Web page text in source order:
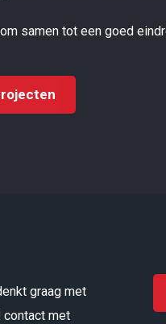
samen tot een goed
graag met
contact met